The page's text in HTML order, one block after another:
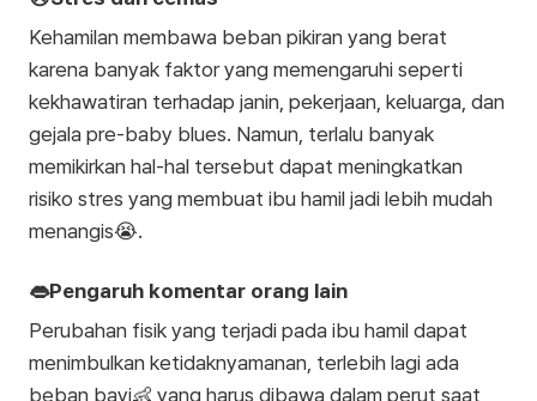
Kehamilan membawa beban pikiran yang berat
karena banyak faktor yang memengaruhi seperti
kekhawatiran terhadap janin, pekerjaan, keluarga, dan
gejala pre-baby blues. Namun, terlalu banyak
memikirkan hal-hal tersebut dapat meningkatkan
risiko stres yang membuat ibu hamil jadi lebih mudah
menangis😭.
👄Pengaruh komentar orang lain
Perubahan fisik yang terjadi pada ibu hamil dapat
menimbulkan ketidaknyamanan, terlebih lagi ada
beban bayi👶 yang harus dibawa dalam perut saat